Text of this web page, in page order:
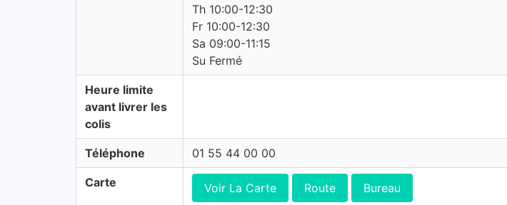
Th 10:00-12:30
Fr 10:00-12:30
Sa 09:00-11:15
Su Fermé
Heure limite
avant livrer les
colis
Téléphone 01 55 44 00 00
Carte Voir La Carte Route Bureau